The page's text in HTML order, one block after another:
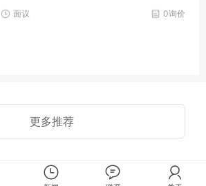
0询价
面议
更多推荐